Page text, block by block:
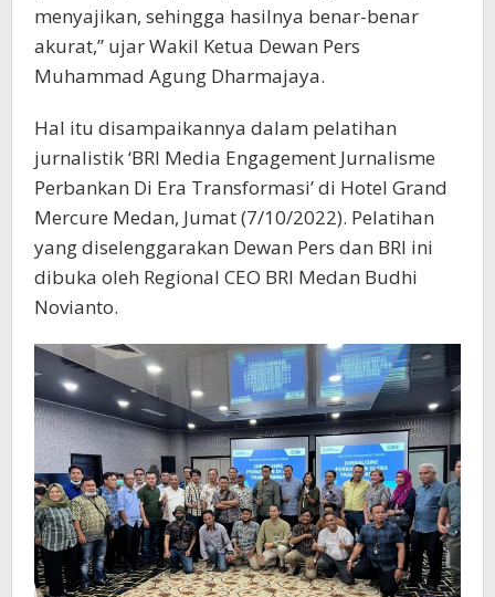
menyajikan, sehingga hasilnya benar-benar
akurat,” ujar Wakil Ketua Dewan Pers
Muhammad Agung Dharmajaya.
Hal itu disampaikannya dalam pelatihan
jurnalistik ‘BRI Media Engagement Jurnalisme
Perbankan Di Era Transformasi’ di Hotel Grand
Mercure Medan, Jumat (7/10/2022). Pelatihan
yang diselenggarakan Dewan Pers dan BRI ini
dibuka oleh Regional CEO BRI Medan Budhi
Novianto.